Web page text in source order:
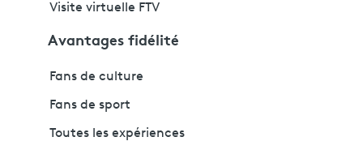
Visite virtuelle FTV
Avantages fidélité
Fans de culture
Fans de sport
Toutes les expériences